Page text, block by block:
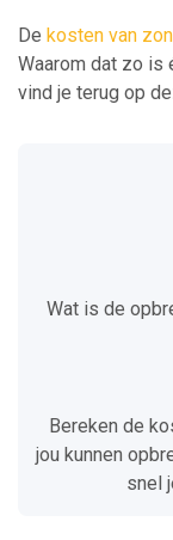
De kosten van
Waarom dat zo is
vind je terug op
Wat is de
Bereken de
jou kunnen
snel